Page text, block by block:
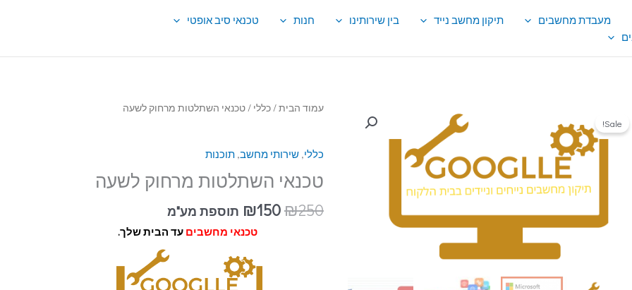
מעבדת מחשבים תיקון מחשב נייד בין שירותינו חנות
טכנאי סיב אופטי
Sale!
עמוד הבית/כללי / טכנאי השתלטות מרחוק לשעה
כללי,שירותי מחשב,תוכנות
טכנאי השתלטות מרחוק לשעה
₪250
₪150 תוספת מע"מ
טכנאי מחשבים עד הבית שלך.
כמות
השתלטות
מרחוק
לשעה